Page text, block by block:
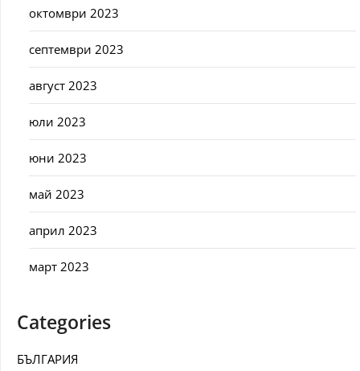
октомври 2023
септември 2023
август 2023
юли 2023
юни 2023
май 2023
април 2023
март 2023
Categories
БЪЛГАРИЯ